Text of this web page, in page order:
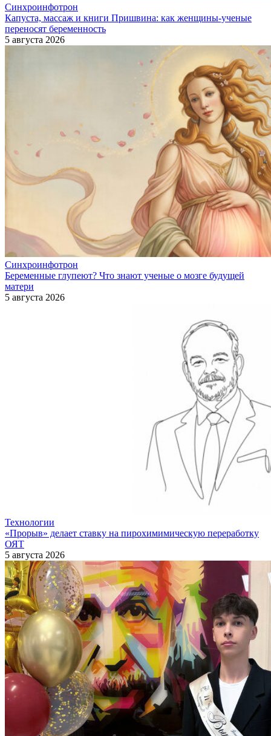
Синхроинфотрон
Капуста, массаж и книги Пришвина: как женщины-ученые
переносят беременность
5 августа 2026
Синхроинфотрон
Беременные глупеют? Что знают ученые о мозге будущей
матери
5 августа 2026
Технологии
«Прорыв» делает ставку на пирохимимическую переработку
ОЯТ
5 августа 2026